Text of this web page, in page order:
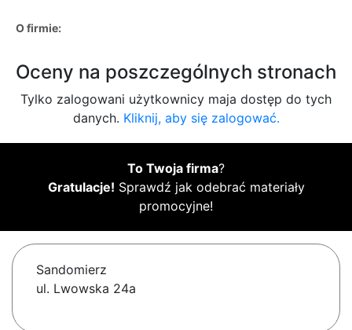
O firmie:
Oceny na poszczególnych stronach
Tylko zalogowani użytkownicy maja dostęp do tych
danych. Kliknij, aby się zalogować.
To Twoja firma?
Gratulacje! Sprawdź jak odebrać materiały
promocyjne!
Sandomierz
ul. Lwowska 24a